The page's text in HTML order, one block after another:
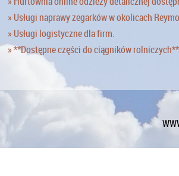
» Usługi naprawy zegarków w okolicach
» Usługi logistyczne dla firm.
» **Dostępne części do ciągników rolniczych**